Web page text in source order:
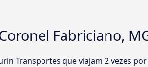
Fabriciano,
Transportes que viajam 2 vezes